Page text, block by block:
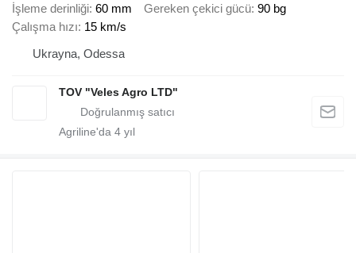
İşleme derinliği 60 mm Gereken çekici gücü 90 bg
Çalışma hızı 15 km/s
Ukrayna, Odessa
TOV "Veles Agro LTD"
Agriline'da 4 yıl